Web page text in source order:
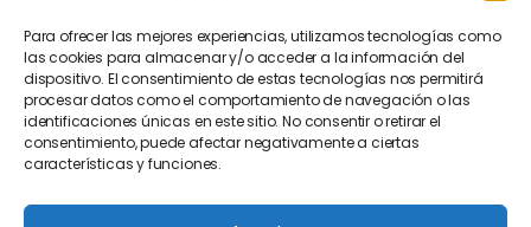
Para ofrecer las mejores experiencias, utilizamos tecnologías como
las cookies para almacenar y/o acceder a la información del
dispositivo. El consentimiento de estas tecnologías nos permitirá
procesar datos como el comportamiento de navegación o las
identificaciones únicas en este sitio. No consentir o retirar el
consentimiento, puede afectar negativamente a ciertas
características y funciones.
Política de Privacidad
Contacto
Manifiesto EFA [EN]